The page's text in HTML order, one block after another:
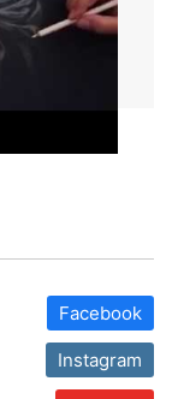
Facebook
Instagram